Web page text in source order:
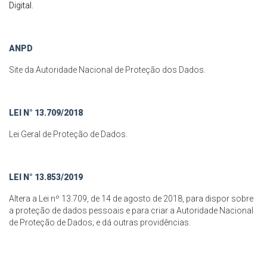
Digital.
ANPD
Site da Autoridade Nacional de Proteção dos Dados.
LEI N° 13.709/2018
Lei Geral de Proteção de Dados.
LEI N° 13.853/2019
Altera a Lei nº 13.709, de 14 de agosto de 2018, para dispor sobre
a proteção de dados pessoais e para criar a Autoridade Nacional
de Proteção de Dados; e dá outras providências.